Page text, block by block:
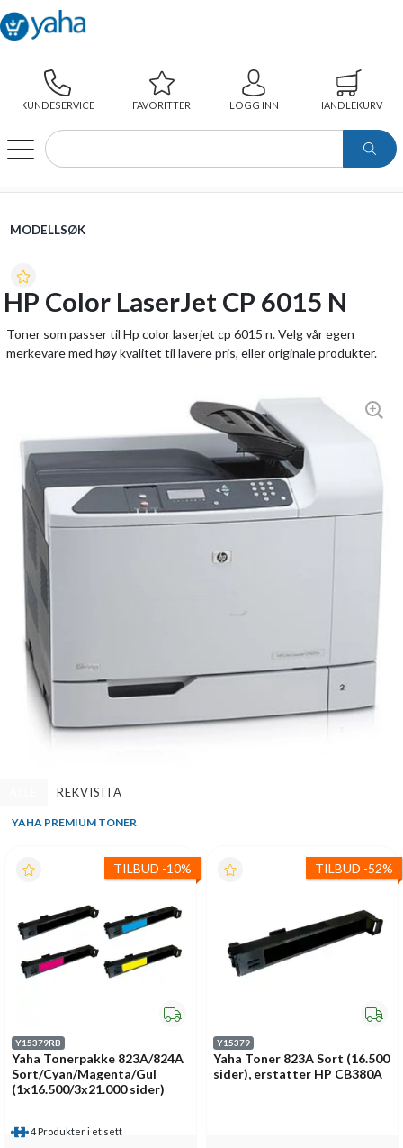
KUNDESERVICE FAVORITTER LOGG INN HANDLEKURV
WEBSHOP
MODELLSØK
HP Color LaserJet CP 6015 N
Toner som passer til Hp color laserjet cp 6015 n. Velg vår egen
merkevare med høy kvalitet til lavere pris, eller originale produkter.
REKVISITA
YAHA PREMIUM TONER
TILBUD -10%
Y15379RB
Yaha Tonerpakke 823A/824A
Sort/Cyan/Magenta/Gul
(1x16.500/3x21.000 sider)
4 Produkter i et sett
TILBUD -52%
Y15379
Yaha Toner 823A Sort (16.500
sider), erstatter HP CB380A